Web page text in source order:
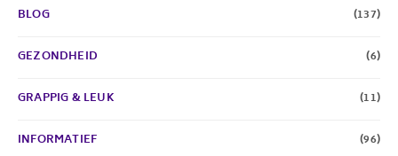
BLOG (137)
GEZONDHEID (6)
GRAPPIG & LEUK (11)
INFORMATIEF (96)